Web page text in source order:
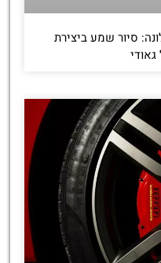
סיור שמע ביצירת